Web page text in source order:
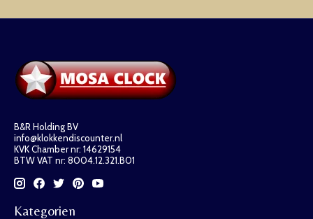
B&R Holding BV
info@klokkendiscounter.nl
KVK Chamber nr: 14629154
BTW VAT nr: 8004.12.321.B01
Kategorien